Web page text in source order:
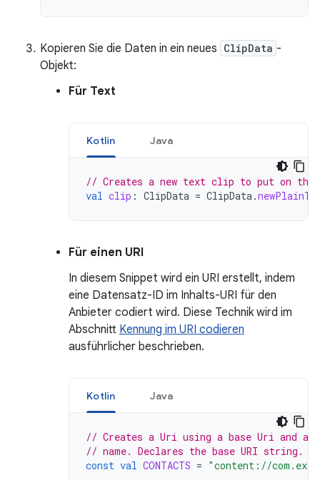
Kopieren Sie die Daten in ein neues ClipData -
Objekt:
Für Text
Kotlin Java
// Creates a new text clip to put on the
val clip : ClipData = ClipData.
Für einen URI
In diesem Snippet wird ein URI erstellt, indem
eine Datensatz-ID im Inhalts-URI für den
Anbieter codiert wird. Diese Technik wird im
Abschnitt Kennung im URI codieren
ausführlicher beschrieben.
Kotlin Java
// Creates a Uri using a base Uri and a
// name. Declares the base URI string.
const val CONTACTS = "content://